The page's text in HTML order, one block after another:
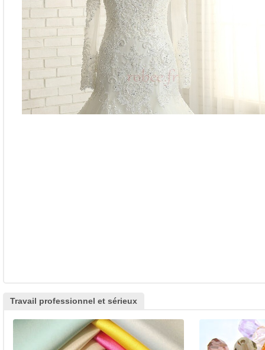
Travail professionnel et sérieux